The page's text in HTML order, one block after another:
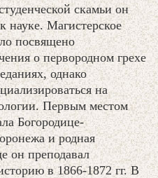
скамьи он
науке. Магистерское
посвящено
о первородном грехе
однако
на
Первым местом
Богородице-
и родная
он преподавал
в 1866-1872 гг. В